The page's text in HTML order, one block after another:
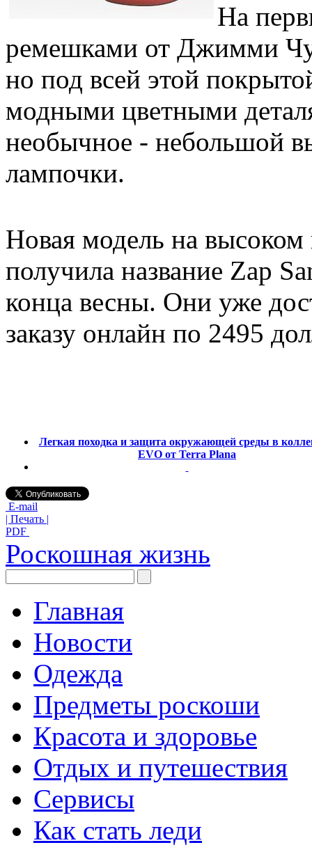
На
ремешками от Джимми
но под всей этой
модными цветными
необычное - небольшой
лампочки.
Новая модель на высоком
получила название Zap
конца весны. Они уже
заказу онлайн по 2495
Легкая походка и защита окружающей среды в
EVO от Terra Plana
E-mail
| Печать |
PDF
Роскошная жизнь
Главная
Новости
Одежда
Предметы роскоши
Красота и здоровье
Отдых и путешествия
Сервисы
Как стать леди